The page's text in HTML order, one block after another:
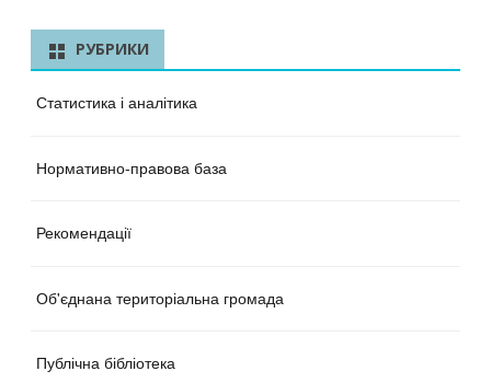
РУБРИКИ
Статистика і аналітика
Нормативно-правова база
Рекомендації
Об'єднана територіальна громада
Публічна бібліотека